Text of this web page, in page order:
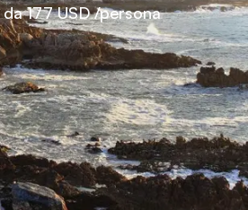
da177 USD/persona